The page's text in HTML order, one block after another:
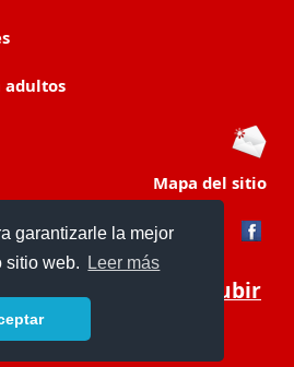
garantizarle la mejor
sitio web.
Leer más
adultos
Mapa del sitio
Subir